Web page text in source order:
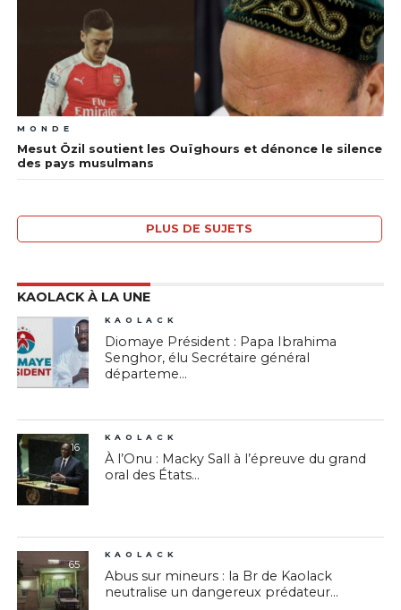
MONDE
Mesut Özil soutient les Ouïghours et dénonce le silence
des pays musulmans
PLUS DE SUJETS
KAOLACK À LA UNE
11
KAOLACK
Diomaye Président : Papa Ibrahima
Senghor, élu Secrétaire général
départeme...
16
KAOLACK
À l’Onu : Macky Sall à l’épreuve du grand
oral des États...
65
KAOLACK
Abus sur mineurs : la Br de Kaolack
neutralise un dangereux prédateur...